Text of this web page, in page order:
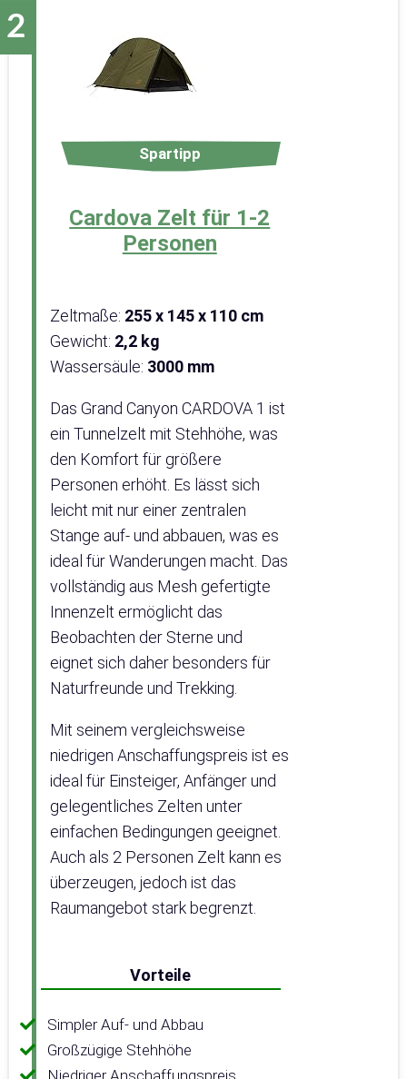
Spartipp
Cardova Zelt für 1-2
Personen
Zeltmaße: 255 x 145 x 110 cm
Gewicht: 2,2 kg
Wassersäule: 3000 mm
Das Grand Canyon CARDOVA 1 ist
ein Tunnelzelt mit Stehhöhe, was
den Komfort für größere
Personen erhöht. Es lässt sich
leicht mit nur einer zentralen
Stange auf- und abbauen, was es
ideal für Wanderungen macht. Das
vollständig aus Mesh gefertigte
Innenzelt ermöglicht das
Beobachten der Sterne und
eignet sich daher besonders für
Naturfreunde und Trekking.
Mit seinem vergleichsweise
niedrigen Anschaffungspreis ist es
ideal für Einsteiger, Anfänger und
gelegentliches Zelten unter
einfachen Bedingungen geeignet.
Auch als 2 Personen Zelt kann es
überzeugen, jedoch ist das
Raumangebot stark begrenzt.
Vorteile
Simpler Auf- und Abbau
Großzügige Stehhöhe